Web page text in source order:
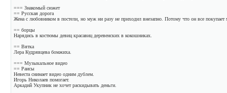
=== Знакомый сюжет
== Русская дорога
Жена с любовником в постели, но муж ни разу не приходил внезапно. Потому что он все покупает
== борцы
Нарядись в костюмы девиц красавиц деревенских в кокошниках.
== Вятка
Лера Кудрявцева бомжиха.
=== Музыкальное видео
== Раисы
Невеста снимает видео одним дублем.
Игорь Николаев помогает.
Аркадий Укупник не хочет раскидывать деньги.